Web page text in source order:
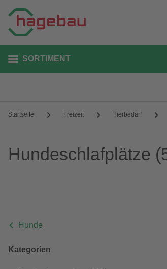
SORTIMENT
Startseite Freizeit Tierbedarf
Hundeschlafplätze
Hunde
Kategorien